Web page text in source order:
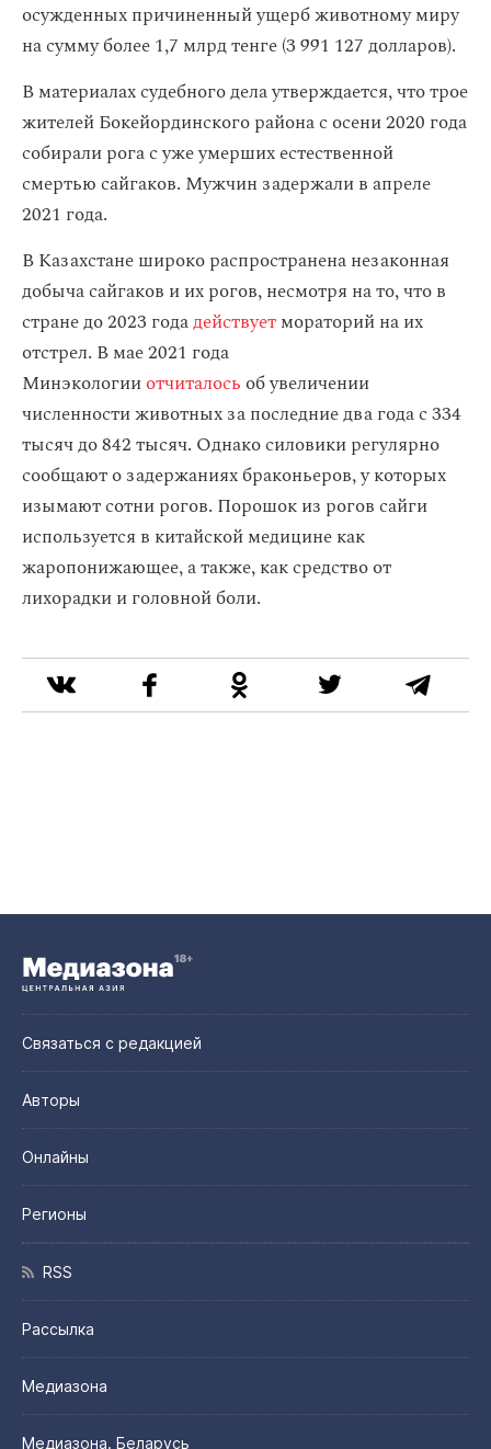
осужденных причиненный ущерб животному миру
на сумму более 1,7 млрд тенге (3 991 127 долларов).
В материалах судебного дела утверждается, что трое
жителей Бокейординского района с осени 2020 года
собирали рога с уже умерших естественной
смертью сайгаков. Мужчин задержали в апреле
2021 года.
В Казахстане широко распространена незаконная
добыча сайгаков и их рогов, несмотря на то, что в
стране до 2023 годадействуетмораторий на их
отстрел. В мае 2021 года
Минэкологииотчиталось об увеличении
численности животных за последние два года с 334
тысяч до 842 тысяч. Однако силовики регулярно
сообщают о задержаниях браконьеров, у которых
изымают сотни рогов. Порошок из рогов сайги
используется в китайской медицине как
жаропонижающее, а также, как средство от
лихорадки и головной боли.
Связаться с редакцией
Авторы
Онлайны
Регионы
RSS
Рассылка
Медиазона
Медиазона. Беларусь